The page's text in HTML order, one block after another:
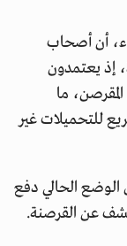
أن أصحاب
إذ يعتمدون
ما
للتحميلات غير
الوضع الحالي دفع
عن القرصنة.